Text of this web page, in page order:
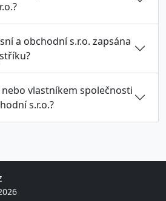
a obchodní s.r.o. zapsána
vlastníkem společnosti
s.r.o.?